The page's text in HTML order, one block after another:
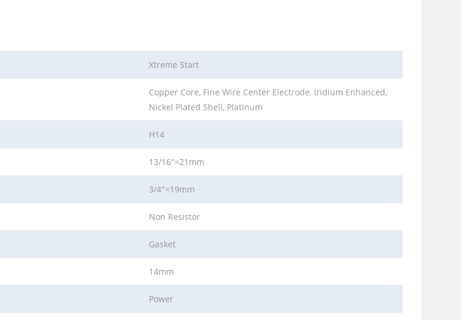
Xtreme Start
Copper Core, Fine Wire Center Electrode, Iridium Enhanced,
Nickel Plated Shell, Platinum
H14
13/16″=21mm
3/4″=19mm
Non Resistor
Gasket
14mm
Power